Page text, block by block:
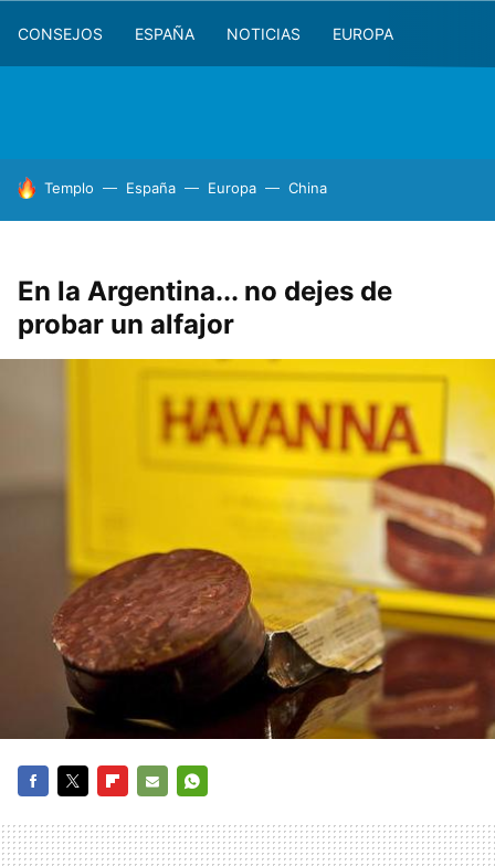
CONSEJOS ESPAÑA NOTICIAS EUROPA
HOY SE HABLA DE
Templo España Europa China
En la Argentina... no dejes de
probar un alfajor
MAIL